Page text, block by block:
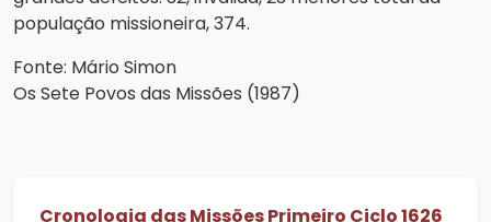
população missioneira, 374.
Fonte: Mário Simon
Os Sete Povos das Missões (1987)
Cronologia das Missões Primeiro Ciclo 1626